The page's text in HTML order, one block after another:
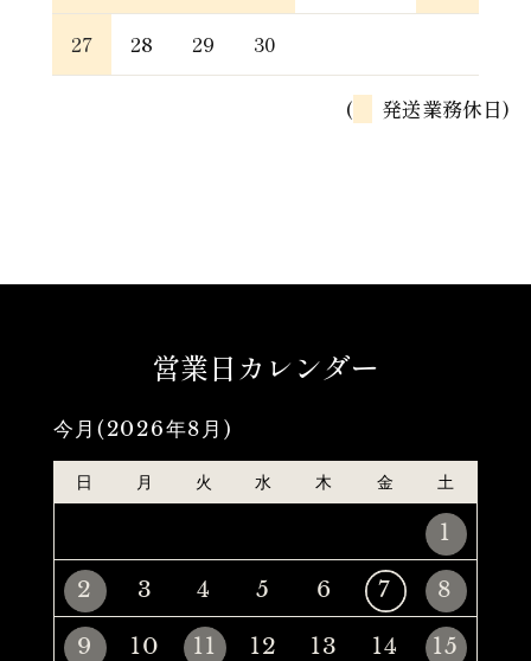
27 28 29 30
( 発送業務休日)
営業日カレンダー
今月(2026年8月)
日 月 火 水 木 金 土
1
2
3 4 5 6 7
8
9
10 11 12 13 14
15